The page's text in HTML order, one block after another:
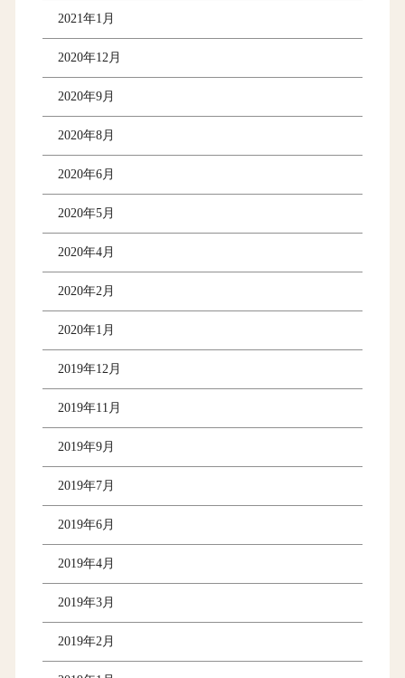
2021年1月
2020年12月
2020年9月
2020年8月
2020年6月
2020年5月
2020年4月
2020年2月
2020年1月
2019年12月
2019年11月
2019年9月
2019年7月
2019年6月
2019年4月
2019年3月
2019年2月